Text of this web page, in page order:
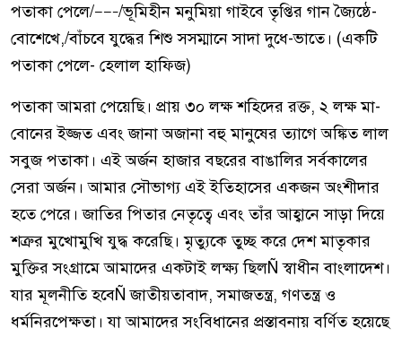
পতাকা পেলে/——–/ভূমিহীন মনুমিয়া গাইবে তৃপ্তির গান জ্যৈষ্ঠে-
বোশেখে,/বাঁচবে যুদ্ধের শিশু সসম্মানে সাদা দুধে-ভাতে। (একটি
পতাকা পেলে- হেলাল হাফিজ)
পতাকা আমরা পেয়েছি। প্রায় ৩০ লক্ষ শহিদের রক্ত, ২ লক্ষ মা-
বোনের ইজ্জত এবং জানা অজানা বহু মানুষের ত্যাগে অঙ্কিত লাল
সবুজ পতাকা। এই অর্জন হাজার বছরের বাঙালির সর্বকালের
সেরা অর্জন। আমার সৌভাগ্য এই ইতিহাসের একজন অংশীদার
হতে পেরে। জাতির পিতার নেতৃত্বে এবং তাঁর আহ্বানে সাড়া দিয়ে
শত্রুর মুখোমুখি যুদ্ধ করেছি। মৃত্যুকে তুচ্ছ করে দেশ মাতৃকার
মুক্তির সংগ্রামে আমাদের একটাই লক্ষ্য ছিলÑ স্বাধীন বাংলাদেশ।
যার মূলনীতি হবেÑ জাতীয়তাবাদ, সমাজতন্ত্র, গণতন্ত্র ও
ধর্মনিরপেক্ষতা। যা আমাদের সংবিধানের প্রস্তাবনায় বর্ণিত হয়েছে